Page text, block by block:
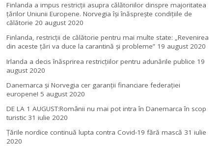
Finlanda a impus restricţii asupra călătoriilor dinspre majoritatea
ţărilor Uniunii Europene. Norvegia își înăsprește condițiile de
călătorie 20 august 2020
Finlanda, restricţii de călătorie pentru mai multe state: „Revenirea
din aceste ţări va duce la carantină şi probleme” 19 august 2020
Irlanda a decis înăsprirea restricțiilor pentru adunările publice 19
august 2020
Danemarca și Norvegia cer garanții financiare federației
europene! 5 august 2020
DE LA 1 AUGUST:Românii nu mai pot intra în Danemarca în scop
turistic 31 iulie 2020
Țările nordice continuă lupta contra Covid-19 fără mască 31 iulie
2020